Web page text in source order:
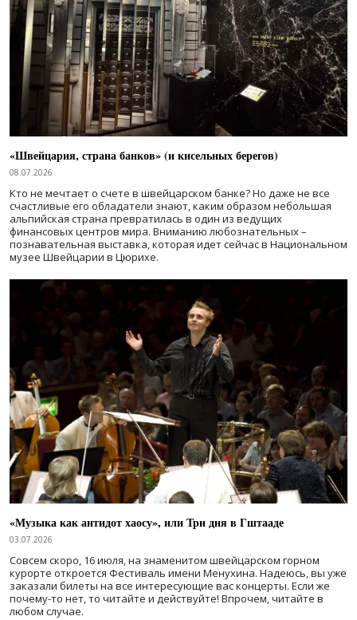
«Швейцария, страна банков» (и кисельных берегов)
08.07.2026
Кто не мечтает о счете в швейцарском банке? Но даже не все
счастливые его обладатели знают, каким образом небольшая
альпийская страна превратилась в один из ведущих
финансовых центров мира. Вниманию любознательных –
познавательная выставка, которая идет сейчас в Национальном
музее Швейцарии в Цюрихе.
«Музыка как антидот хаосу», или Три дня в Гштааде
03.07.2026
Совсем скоро, 16 июля, на знаменитом швейцарском горном
курорте откроется Фестиваль имени Менухина. Надеюсь, вы уже
заказали билеты на все интересующие вас концерты. Если же
почему-то нет, то читайте и действуйте! Впрочем, читайте в
любом случае.